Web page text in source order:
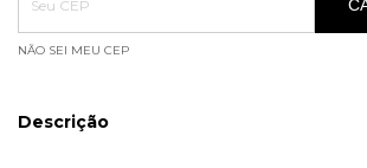
NÃO SEI MEU CEP
Descrição